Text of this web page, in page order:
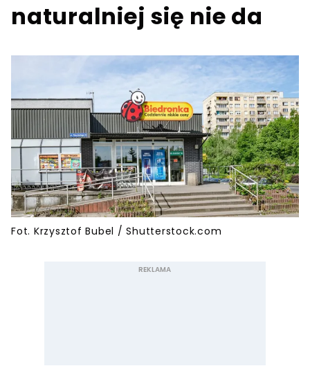
naturalniej się nie da
Fot. Krzysztof Bubel / Shutterstock.com